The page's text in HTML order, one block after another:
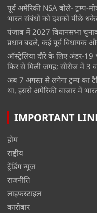
पूर्व अमेरिकी NSA बोले- ट्रम्प-
भारत संबंधों को दशकों पीछे
पंजाब में 2027 विधानसभा
प्रधान बदले, कई पूर्व विधायक
ऑस्ट्रेलिया दौरे के लिए अंडर-19
फिर से मिली जगह; सीरीज में
अब 7 अगस्त से लगेगा ट्रम्प का
था, इससे अमेरिकी बाजार में
IMPORTANT
होम
राष्ट्रीय
ट्रेंडिंग न्यूज
राजनीति
लाइफस्टाइल
कारोबार